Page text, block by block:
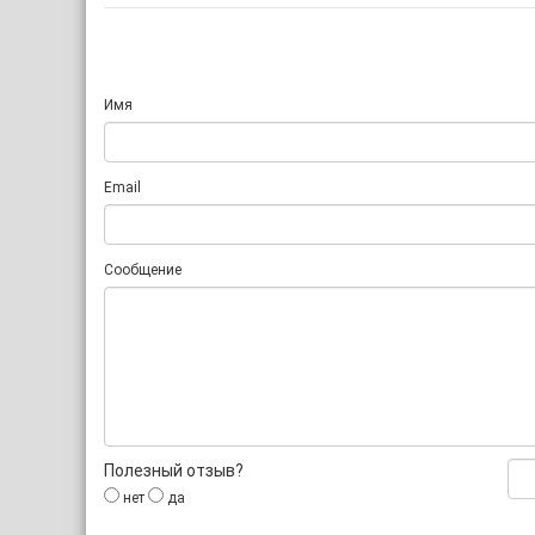
Имя
Email
Сообщение
Полезный отзыв?
нет да